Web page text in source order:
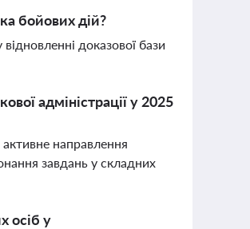
бойових дій?
доказової бази
адміністрації у 2025
направлення
завдань у складних
осіб у